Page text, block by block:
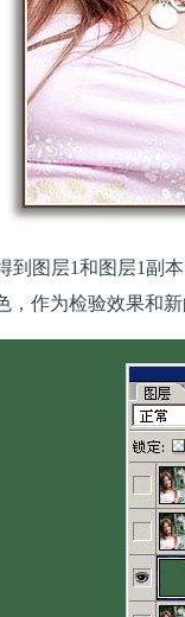
图层1和图层1副本
，作为检验效果和